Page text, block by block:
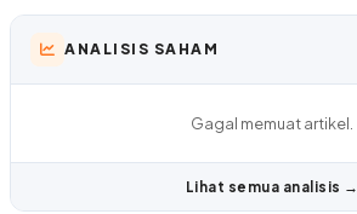
ANALISIS SAHAM
Gagal memuat artikel.
Lihat semua analisis →